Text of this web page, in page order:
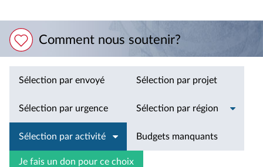
Comment nous soutenir?
Sélection par envoyé Sélection par projet
Sélection par urgence Sélection par région
Sélection par activité Budgets manquants
Je fais un don pour ce choix